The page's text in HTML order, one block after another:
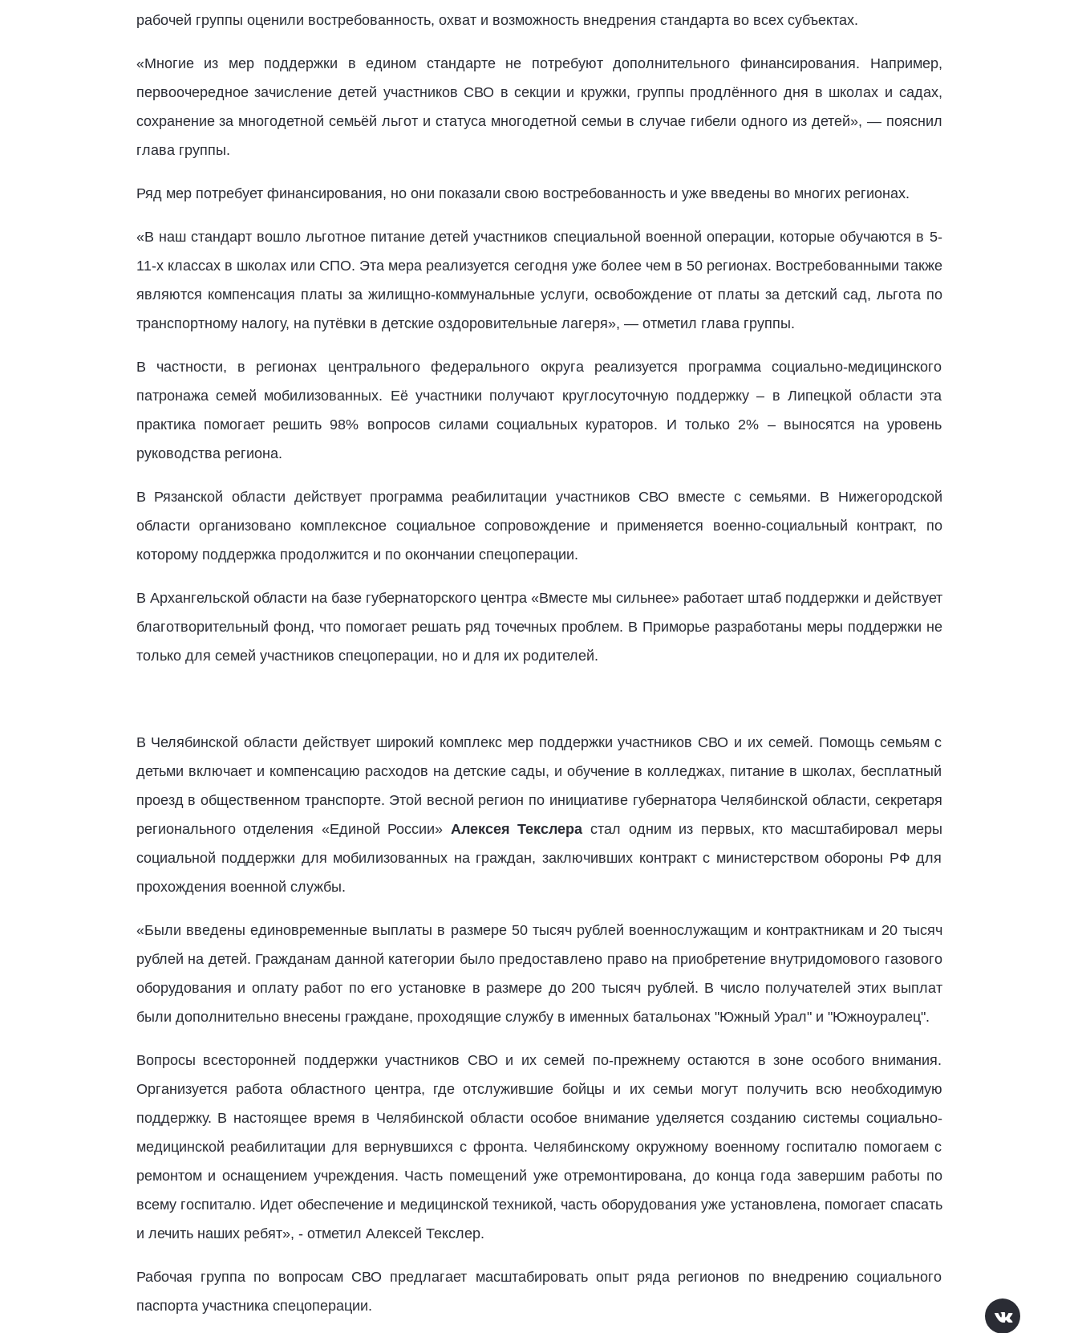
рабочей группы оценили востребованность, охват и возможность внедрения стандарта во всех субъектах.
«Многие из мер поддержки в едином стандарте не потребуют дополнительного финансирования. Например,
первоочередное зачисление детей участников СВО в секции и кружки, группы продлённого дня в школах и садах,
сохранение за многодетной семьёй льгот и статуса многодетной семьи в случае гибели одного из детей», — пояснил
глава группы.
Ряд мер потребует финансирования, но они показали свою востребованность и уже введены во многих регионах.
«В наш стандарт вошло льготное питание детей участников специальной военной операции, которые обучаются в 5-
11-х классах в школах или СПО. Эта мера реализуется сегодня уже более чем в 50 регионах. Востребованными также
являются компенсация платы за жилищно-коммунальные услуги, освобождение от платы за детский сад, льгота по
транспортному налогу, на путёвки в детские оздоровительные лагеря», — отметил глава группы.
В частности, в регионах центрального федерального округа реализуется программа социально-медицинского
патронажа семей мобилизованных. Её участники получают круглосуточную поддержку – в Липецкой области эта
практика помогает решить 98% вопросов силами социальных кураторов. И только 2% – выносятся на уровень
руководства региона.
В Рязанской области действует программа реабилитации участников СВО вместе с семьями. В Нижегородской
области организовано комплексное социальное сопровождение и применяется военно-социальный контракт, по
которому поддержка продолжится и по окончании спецоперации.
В Архангельской области на базе губернаторского центра «Вместе мы сильнее» работает штаб поддержки и действует
благотворительный фонд, что помогает решать ряд точечных проблем. В Приморье разработаны меры поддержки не
только для семей участников спецоперации, но и для их родителей.
В Челябинской области действует широкий комплекс мер поддержки участников СВО и их семей. Помощь семьям с
детьми включает и компенсацию расходов на детские сады, и обучение в колледжах, питание в школах, бесплатный
проезд в общественном транспорте. Этой весной регион по инициативе губернатора Челябинской области, секретаря
регионального отделения «Единой России» Алексея Текслера стал одним из первых, кто масштабировал меры
социальной поддержки для мобилизованных на граждан, заключивших контракт с министерством обороны РФ для
прохождения военной службы.
«Были введены единовременные выплаты в размере 50 тысяч рублей военнослужащим и контрактникам и 20 тысяч
рублей на детей. Гражданам данной категории было предоставлено право на приобретение внутридомового газового
оборудования и оплату работ по его установке в размере до 200 тысяч рублей. В число получателей этих выплат
были дополнительно внесены граждане, проходящие службу в именных батальонах "Южный Урал" и "Южноуралец".
Вопросы всесторонней поддержки участников СВО и их семей по-прежнему остаются в зоне особого внимания.
Организуется работа областного центра, где отслужившие бойцы и их семьи могут получить всю необходимую
поддержку. В настоящее время в Челябинской области особое внимание уделяется созданию системы социально-
медицинской реабилитации для вернувшихся с фронта. Челябинскому окружному военному госпиталю помогаем с
ремонтом и оснащением учреждения. Часть помещений уже отремонтирована, до конца года завершим работы по
всему госпиталю. Идет обеспечение и медицинской техникой, часть оборудования уже установлена, помогает спасать
и лечить наших ребят», - отметил Алексей Текслер.
Рабочая группа по вопросам СВО предлагает масштабировать опыт ряда регионов по внедрению социального
паспорта участника спецоперации.